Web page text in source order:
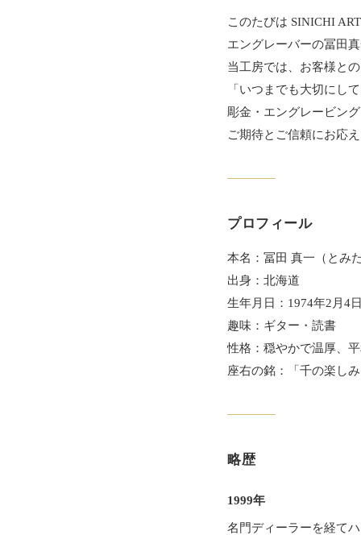
このたびは SINICHI
エングレーバーの冨田
当工房では、お客様と
「いつまでも大切にし
彫金・エングレービン
ご期待とご信頼にお応
プロフィール
本名：冨田 真一（とみ
出身：北海道
生年月日：1974年2月4
趣味：ギター・読書
性格：穏やかで温厚、
座右の銘：「千の楽し
略歴
1999年
名門ディーラーを経て